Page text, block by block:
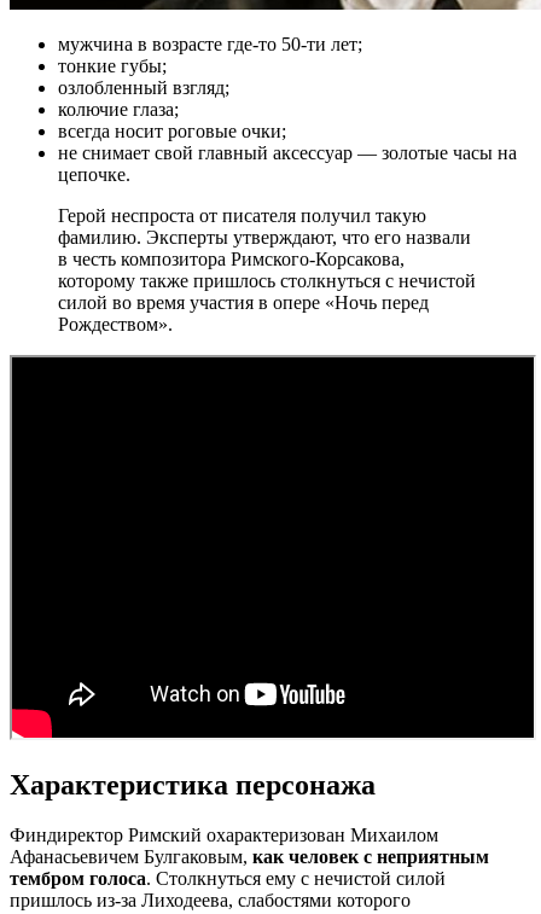
мужчина в возрасте где-то 50-ти лет;
тонкие губы;
озлобленный взгляд;
колючие глаза;
всегда носит роговые очки;
не снимает свой главный аксессуар — золотые часы на
цепочке.
Герой неспроста от писателя получил такую
фамилию. Эксперты утверждают, что его назвали
в честь композитора Римского-Корсакова,
которому также пришлось столкнуться с нечистой
силой во время участия в опере «Ночь перед
Рождеством».
Характеристика персонажа
Финдиректор Римский охарактеризован Михаилом
Афанасьевичем Булгаковым, как человек с неприятным
тембром голоса. Столкнуться ему с нечистой силой
пришлось из-за Лиходеева, слабостями которого